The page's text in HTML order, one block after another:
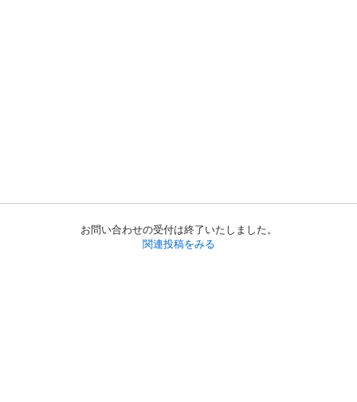
お問い合わせの受付は終了いたしました。
関連投稿をみる